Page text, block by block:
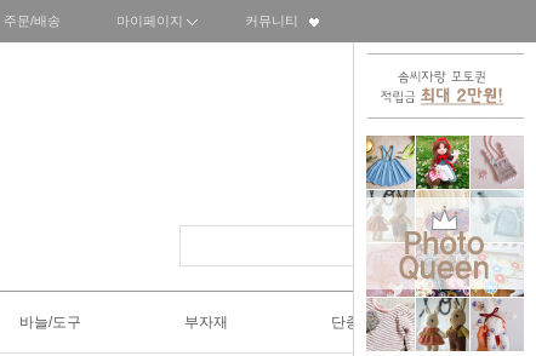
주문/배송 마이페이지 커뮤니티
바늘/도구 부자재 단종SALE50%